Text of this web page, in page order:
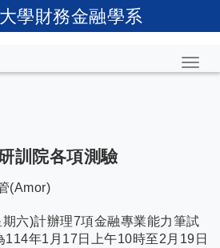
學財務金融學系
訓院各項測驗
(Amor)
六)計辦理7項金融專業能力筆試
114年1月17日上午10時至2月19日